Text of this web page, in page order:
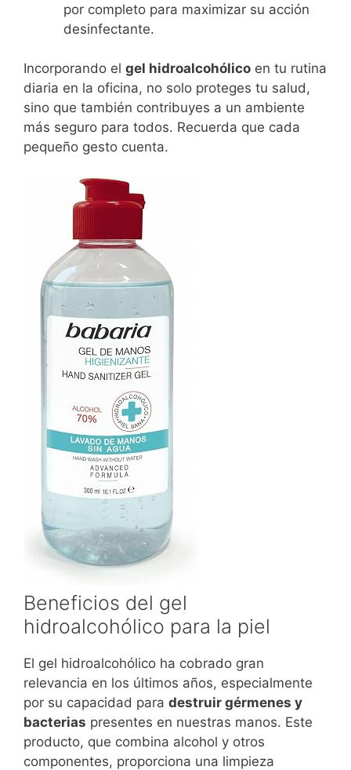
por completo para maximizar su acción
desinfectante.
Incorporando el gel hidroalcohólico en tu rutina
diaria en la oficina, no solo proteges tu salud,
sino que también contribuyes a un ambiente
más seguro para todos. Recuerda que cada
pequeño gesto cuenta.
Beneficios del gel
hidroalcohólico para la piel
El gel hidroalcohólico ha cobrado gran
relevancia en los últimos años, especialmente
por su capacidad para destruir gérmenes y
bacterias presentes en nuestras manos. Este
producto, que combina alcohol y otros
componentes, proporciona una limpieza